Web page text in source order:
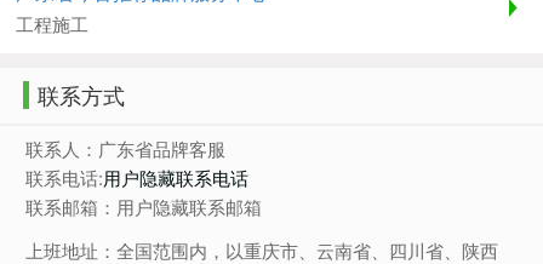
工程施工
联系方式
联系人：广东省品牌客服
联系电话:用户隐藏联系电话
联系邮箱：用户隐藏联系邮箱
上班地址：全国范围内，以重庆市、云南省、四川省、陕西